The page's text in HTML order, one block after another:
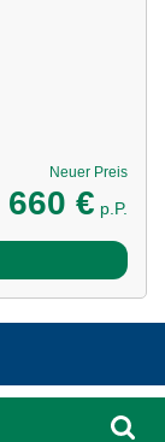
Neuer Preis
660 € p.P.